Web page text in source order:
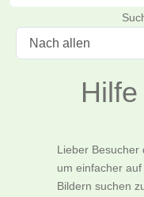
Lieber Besucher
um einfacher
Bildern suchen